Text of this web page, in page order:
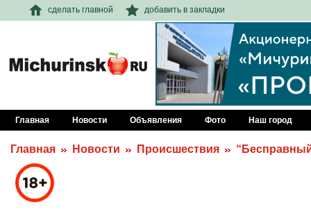
сделать главной добавить в закладки
Главная Новости Объявления Фото Наш город
Главная Новости Происшествия